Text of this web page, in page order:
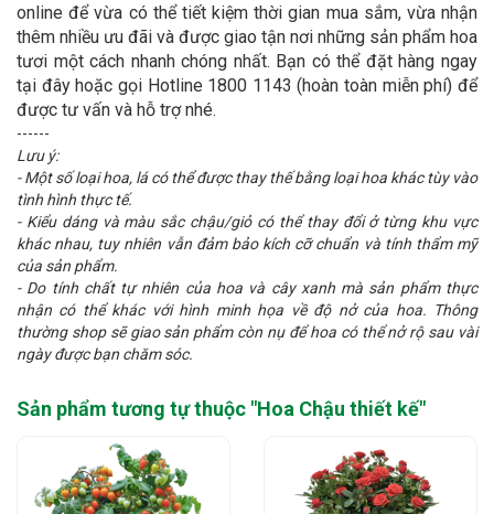
online để vừa có thể tiết kiệm thời gian mua sắm, vừa nhận
thêm nhiều ưu đãi và được giao tận nơi những sản phẩm hoa
tươi một cách nhanh chóng nhất. Bạn có thể đặt hàng ngay
tại đây hoặc gọi Hotline 1800 1143 (hoàn toàn miễn phí) để
được tư vấn và hỗ trợ nhé.
------
Lưu ý:
- Một số loại hoa, lá có thể được thay thế bằng loại hoa khác tùy vào
tình hình thực tế.
- Kiểu dáng và màu sắc chậu/giỏ có thể thay đổi ở từng khu vực
khác nhau, tuy nhiên vẫn đảm bảo kích cỡ chuẩn và tính thẩm mỹ
của sản phẩm.
- Do tính chất tự nhiên của hoa và cây xanh mà sản phẩm thực
nhận có thể khác với hình minh họa về độ nở của hoa. Thông
thường shop sẽ giao sản phẩm còn nụ để hoa có thể nở rộ sau vài
ngày được bạn chăm sóc.
Sản phẩm tương tự thuộc "Hoa Chậu thiết kế"